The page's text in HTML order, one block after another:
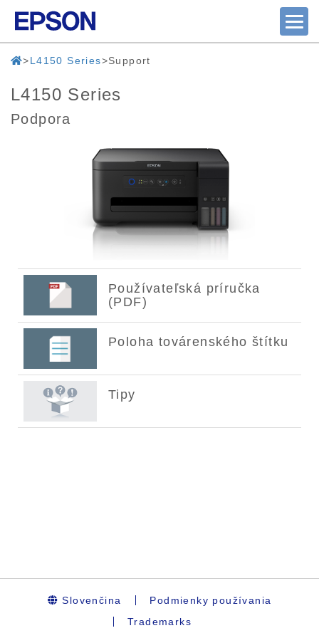
L4150 Series Support
L4150 Series
Podpora
Slovenčina
Podmienky používania
Trademarks